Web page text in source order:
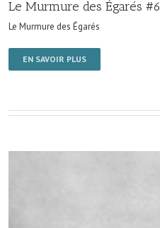
Le Murmure des Égarés #6
Le Murmure des Égarés
EN SAVOIR PLUS